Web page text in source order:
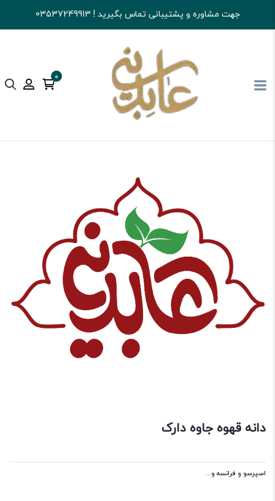
جهت مشاوره و پشتیبانی تماس بگیرید ! 03537249913
0
آجیل و خشکبار عابدینی قهوه اسپرسو و فرانسه و...
دانه قهوه جاوه دارک
اسپرسو و فرانسه و...